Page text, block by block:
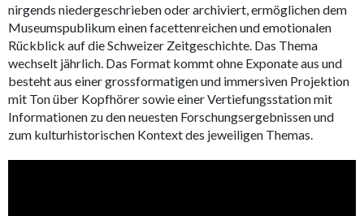
nirgends niedergeschrieben oder archiviert, ermöglichen dem
Museumspublikum einen facettenreichen und emotionalen
Rückblick auf die Schweizer Zeitgeschichte. Das Thema
wechselt jährlich. Das Format kommt ohne Exponate aus und
besteht aus einer grossformatigen und immersiven Projektion
mit Ton über Kopfhörer sowie einer Vertiefungsstation mit
Informationen zu den neuesten Forschungsergebnissen und
zum kulturhistorischen Kontext des jeweiligen Themas.